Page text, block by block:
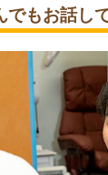
でもお話し